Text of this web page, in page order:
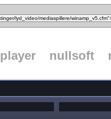
player nullsoft